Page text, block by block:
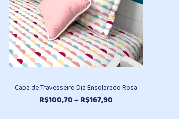
Capa de Travesseiro Dia Ensolarado Rosa
R$100,70–R$167,90